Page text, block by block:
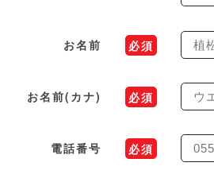
お名前 必須
お名前(カナ) 必須
電話番号 必須